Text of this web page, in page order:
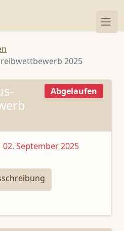
2025
Abgelaufen
02. September 2025